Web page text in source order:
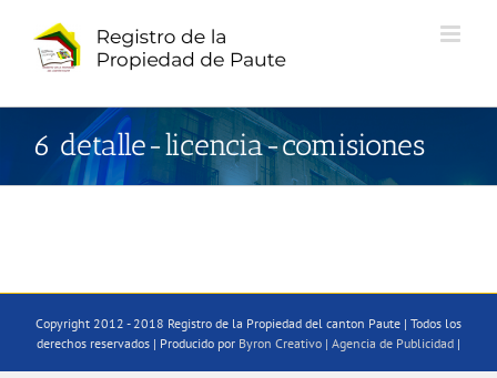
contenido
6 detalle-licencia-comisiones
Copyright 2012 - 2018 Registro de la Propiedad del canton Paute | Todos los
derechos reservados | Producido por Byron Creativo | Agencia de Publicidad |